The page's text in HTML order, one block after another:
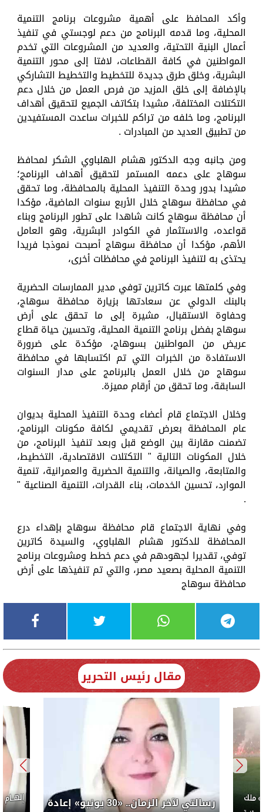
وأكد المحافظ على أهمية مشروعات برنامج التنمية
المحلية، وما قدمه البرنامج من دعم لوجستي في تنفيذ
أعمال البنية التحتية، والعديد من المشروعات التي تخدم
المواطنين في كافة القطاعات، لافتا إلى محور التنمية
البشرية، وخلق طرق جديدة للتخطيط والتخطيط التشاركي
بالإضافة إلى خلق المزيد من فرص العمل من خلال دعم
التكتلات المختلفة، مشيدا بتكاتف الجميع لتحقيق أهداف
البرنامج، وما خلفه من تراكم للخبرات ساعدت المستفيدين
من تطبيق العديد من المبادرات .
ومن جانبه وجه الدكتور هشام الهلباوي الشكر لمحافظ
سوهاج على دعمه المستمر لتحقيق أهداف البرنامج؛
مشيدا بدور وحدة التنفيذ المحلية بالمحافظة، وما تحقق
في محافظة سوهاج خلال الأربع سنوات الماضية، مؤكدا
أن محافظة سوهاج كانت شاهدا على تطور البرنامج وبناء
قواعده، والاستثمار في الكوادر البشرية، وهو العامل
الأهم، مؤكدا أن محافظة سوهاج أصبحت نموذجا فريدا
يحتذى به لتنفيذ البرنامج في محافظات أخرى،
وفي كلمتها عبرت كاترين توفي مدير الممارسات الحضرية
بالبنك الدولي عن سعادتها بزيارة محافظة سوهاج،
وحفاوة الاستقبال، مشيرة إلى ما تحقق على أرض
سوهاج بفضل برنامج التنمية المحلية، وتحسين حياة قطاع
عريض من المواطنين بسوهاج، مؤكدة على ضرورة
الاستفادة من الخبرات التي تم اكتسابها في محافظة
سوهاج من خلال العمل بالبرنامج على مدار السنوات
السابقة، وما تحقق من أرقام مميزة.
وخلال الاجتماع قام أعضاء وحدة التنفيذ المحلية بديوان
عام المحافظة بعرض تقديمي لكافة مكونات البرنامج،
تضمنت مقارنة بين الوضع قبل وبعد تنفيذ البرنامج، من
خلال المكونات التالية " التكتلات الاقتصادية، التخطيط،
والمتابعة، والصيانة، والتنمية الحضرية والعمرانية، تنمية
الموارد، تحسين الخدمات، بناء القدرات، التنمية الصناعية "
.
وفي نهاية الاجتماع قام محافظة سوهاج بإهداء درع
المحافظة للدكتور هشام الهلباوي، والسيدة كاترين
توفي، تقديرا لجهودهم في دعم خطط ومشروعات برنامج
التنمية المحلية بصعيد مصر، والتي تم تنفيذها على أرض
محافظة سوهاج
مقال رئيس التحرير
رسالتي لآخر الزمان.. «30 يونيو» إعادة
ملك